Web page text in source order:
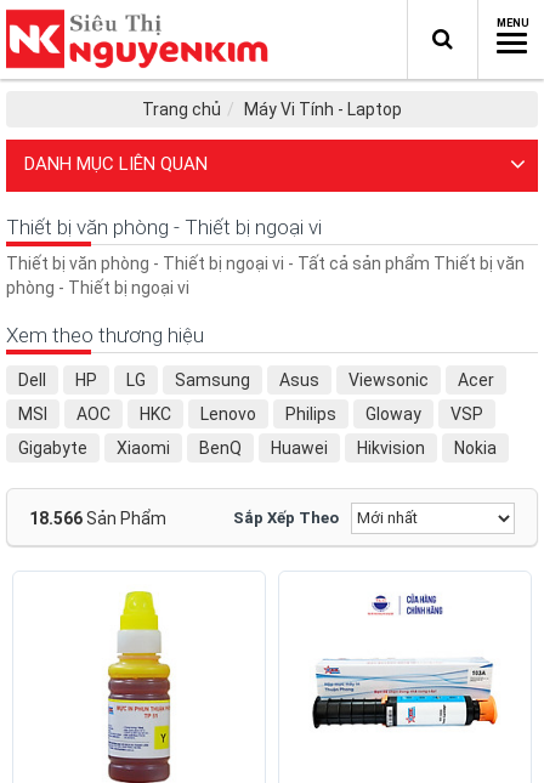
Trang chủ Máy Vi Tính - Laptop
DANH MỤC LIÊN QUAN
Thiết bị văn phòng - Thiết bị ngoại vi
Thiết bị văn phòng - Thiết bị ngoại vi - Tất cả sản phẩm Thiết bị văn
phòng - Thiết bị ngoại vi
Xem theo thương hiệu
Dell HP LG Samsung Asus Viewsonic
Acer
MSI
AOC HKC Lenovo Philips Gloway
VSP
Gigabyte
Xiaomi BenQ Huawei Hikvision
Nokia
koda
Sony Baseus BlackBerry Fantech
Arduino
Hoco
Infinity No Brand Unitek Zowie
FPT
ZKTeco SKYWORTH
AIWA
Provision
18.566Sản Phẩm Sắp Xếp Theo